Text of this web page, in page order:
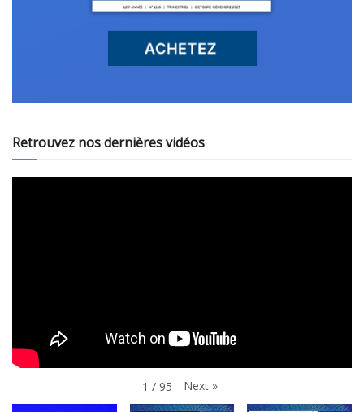
Retrouvez nos dernières vidéos
1 / 95 Next »